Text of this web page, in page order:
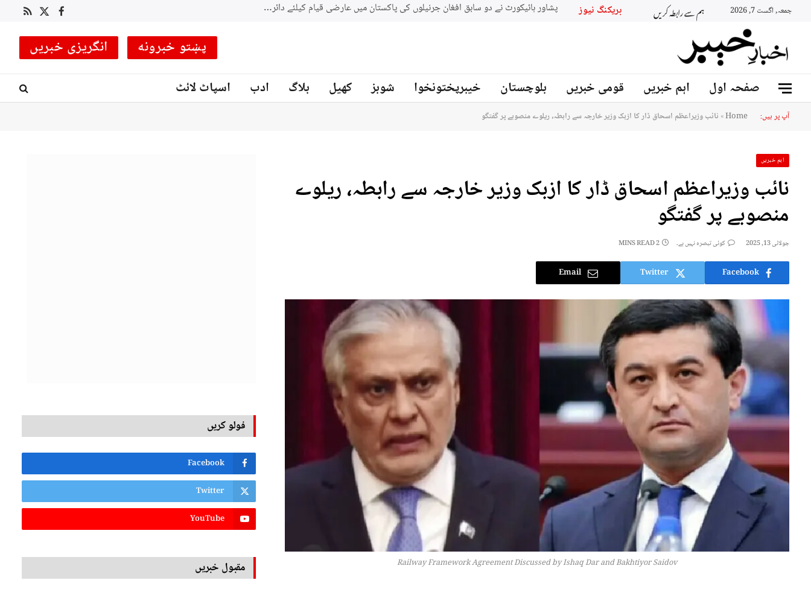
جمعہ, اگست 7, 2026 ہم سے رابطہ کریں بریکنگ نیوز بلوچستان میں سکیورٹی فورسز کی 2 مختلف کارروائیاں ، 12 دہشتگرد ہلاک Facebook
X
RSS
پښتو خبرونه انگریزی خبریں
صفحہ اول اہم خبریں قومی خبریں بلوچستان خیبرپختونخوا شوبز کھیل بلاگ ادب اسپاٹ لائٹ
آپ پر ہیں: Home
» نائب وزیراعظم اسحاق ڈار کا ازبک وزیر خارجہ سے رابطہ، ریلوے منصوبے پر گفتگو
اہم خبریں
نائب وزیراعظم اسحاق ڈار کا ازبک وزیر خارجہ سے رابطہ، ریلوے
منصوبے پر گفتگو
جولائی 13, 2025 کوئی تبصرہ نہیں ہے۔ 2 MINS READ
Facebook
Twitter
Email
Railway Framework Agreement Discussed by Ishaq Dar and Bakhtiyor Saidov
فولو کریں
Facebook
Twitter
YouTube
مقبول خبریں